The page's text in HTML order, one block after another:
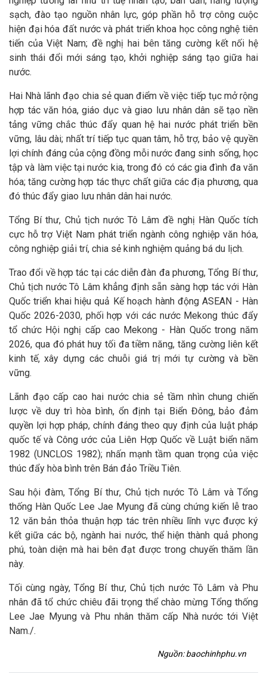
sạch, đào tạo nguồn nhân lực, góp phần hỗ trợ công cuộc
hiện đại hóa đất nước và phát triển khoa học công nghệ tiên
tiến của Việt Nam; đề nghị hai bên tăng cường kết nối hệ
sinh thái đổi mới sáng tạo, khởi nghiệp sáng tạo giữa hai
nước.
Hai Nhà lãnh đạo chia sẻ quan điểm về việc tiếp tục mở rộng
hợp tác văn hóa, giáo dục và giao lưu nhân dân sẽ tạo nền
tảng vững chắc thúc đẩy quan hệ hai nước phát triển bền
vững, lâu dài; nhất trí tiếp tục quan tâm, hỗ trợ, bảo vệ quyền
lợi chính đáng của cộng đồng mỗi nước đang sinh sống, học
tập và làm việc tại nước kia, trong đó có các gia đình đa văn
hóa; tăng cường hợp tác thực chất giữa các địa phương, qua
đó thúc đẩy giao lưu nhân dân hai nước.
Tổng Bí thư, Chủ tịch nước Tô Lâm đề nghị Hàn Quốc tích
cực hỗ trợ Việt Nam phát triển ngành công nghiệp văn hóa,
công nghiệp giải trí, chia sẻ kinh nghiệm quảng bá du lịch.
Trao đổi về hợp tác tại các diễn đàn đa phương, Tổng Bí thư,
Chủ tịch nước Tô Lâm khẳng định sẵn sàng hợp tác với Hàn
Quốc triển khai hiệu quả Kế hoạch hành động ASEAN - Hàn
Quốc 2026-2030, phối hợp với các nước Mekong thúc đẩy
tổ chức Hội nghị cấp cao Mekong - Hàn Quốc trong năm
2026, qua đó phát huy tối đa tiềm năng, tăng cường liên kết
kinh tế, xây dựng các chuỗi giá trị mới tự cường và bền
vững.
Lãnh đạo cấp cao hai nước chia sẻ tầm nhìn chung chiến
lược về duy trì hòa bình, ổn định tại Biển Đông, bảo đảm
quyền lợi hợp pháp, chính đáng theo quy định của luật pháp
quốc tế và Công ước của Liên Hợp Quốc về Luật biển năm
1982 (UNCLOS 1982); nhấn mạnh tầm quan trọng của việc
thúc đẩy hòa bình trên Bán đảo Triều Tiên.
Sau hội đàm, Tổng Bí thư, Chủ tịch nước Tô Lâm và Tổng
thống Hàn Quốc Lee Jae Myung đã cùng chứng kiến lễ trao
12 văn bản thỏa thuận hợp tác trên nhiều lĩnh vực được ký
kết giữa các bộ, ngành hai nước, thể hiện thành quả phong
phú, toàn diện mà hai bên đạt được trong chuyến thăm lần
này.
Tối cùng ngày, Tổng Bí thư, Chủ tịch nước Tô Lâm và Phu
nhân đã tổ chức chiêu đãi trọng thể chào mừng Tổng thống
Lee Jae Myung và Phu nhân thăm cấp Nhà nước tới Việt
Nam./.
Nguồn: baochinhphu.vn